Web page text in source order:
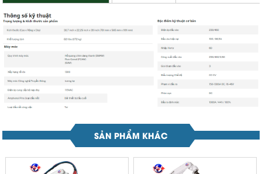
SẢN PHẨM KHÁC